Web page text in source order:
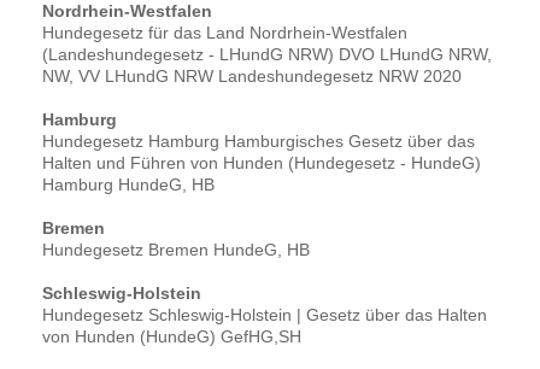
Nordrhein-Westfalen
Hundegesetz für das Land Nordrhein-Westfalen
(Landeshundegesetz - LHundG NRW) DVO LHundG NRW,
NW, VV LHundG NRW Landeshundegesetz NRW 2020
Hamburg
Hundegesetz Hamburg Hamburgisches Gesetz über das
Halten und Führen von Hunden (Hundegesetz - HundeG)
Hamburg HundeG, HB
Bremen
Hundegesetz Bremen HundeG, HB
Schleswig-Holstein
Hundegesetz Schleswig-Holstein | Gesetz über das Halten
von Hunden (HundeG) GefHG,SH